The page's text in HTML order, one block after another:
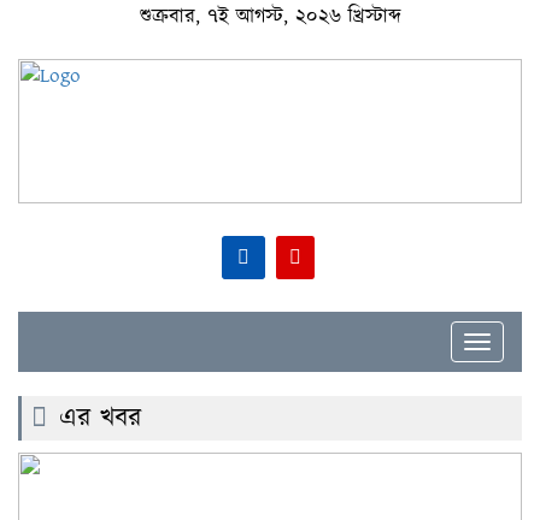
শুক্রবার, ৭ই আগস্ট, ২০২৬ খ্রিস্টাব্দ
Toggle
এর খবর